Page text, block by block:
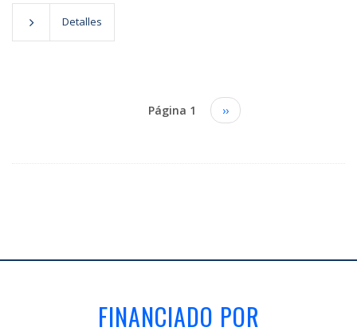
Detalles
Página 1
Siguiente
página
››
FINANCIADO POR